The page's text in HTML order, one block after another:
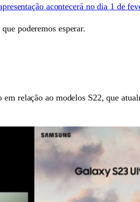
acontecerá no dia 1 de
poderemos esperar.
relação ao modelos S22, que